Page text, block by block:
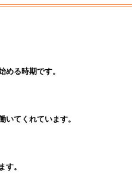
める時期です。
いてくれています。
す。